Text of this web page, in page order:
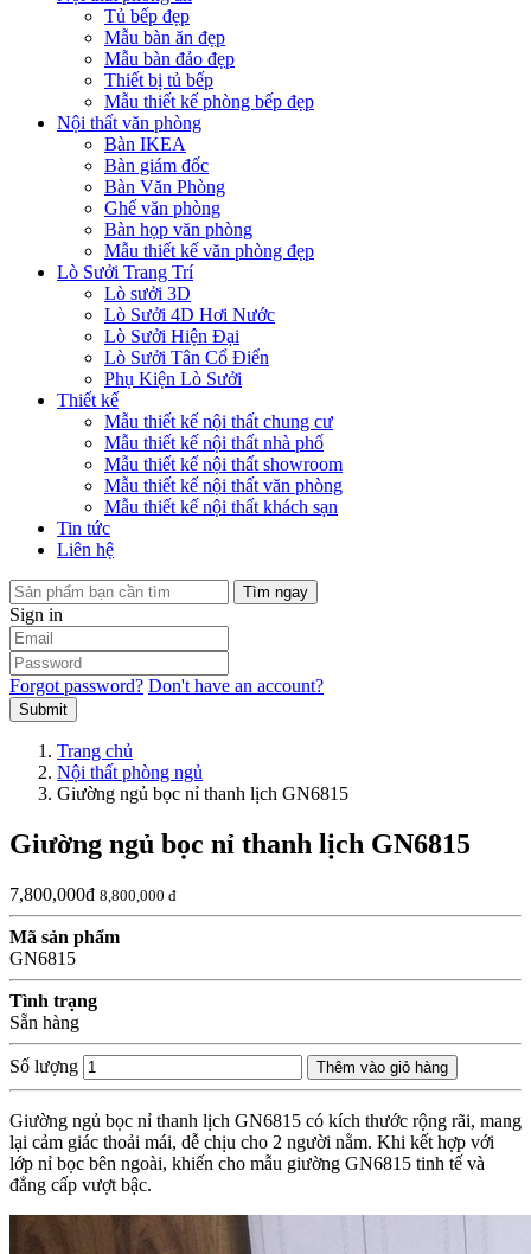
Tủ bếp đẹp
Mẫu bàn ăn đẹp
Mẫu bàn đảo đẹp
Thiết bị tủ bếp
Mẫu thiết kế phòng bếp đẹp
Nội thất văn phòng
Bàn IKEA
Bàn giám đốc
Bàn Văn Phòng
Ghế văn phòng
Bàn họp văn phòng
Mẫu thiết kế văn phòng đẹp
Lò Sưởi Trang Trí
Lò sưởi 3D
Lò Sưởi 4D Hơi Nước
Lò Sưởi Hiện Đại
Lò Sưởi Tân Cổ Điển
Phụ Kiện Lò Sưởi
Thiết kế
Mẫu thiết kế nội thất chung cư
Mẫu thiết kế nội thất nhà phố
Mẫu thiết kế nội thất showroom
Mẫu thiết kế nội thất văn phòng
Mẫu thiết kế nội thất khách sạn
Tin tức
Liên hệ
Tìm ngay
Sign in
Forgot password? Don't have an account?
Submit
Trang chủ
Nội thất phòng ngủ
Giường ngủ bọc nỉ thanh lịch GN6815
Giường ngủ bọc nỉ thanh lịch GN6815
7,800,000đ 8,800,000 đ
Mã sản phẩm
GN6815
Tình trạng
Sẵn hàng
Số lượng Thêm vào giỏ hàng
Giường ngủ bọc nỉ thanh lịch GN6815 có kích thước rộng rãi, mang
lại cảm giác thoải mái, dễ chịu cho 2 người nằm. Khi kết hợp với
lớp nỉ bọc bên ngoài, khiến cho mẫu giường GN6815 tinh tế và
đẳng cấp vượt bậc.